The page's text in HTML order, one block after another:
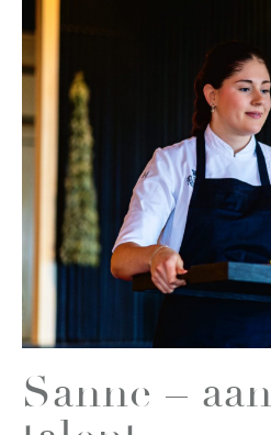
Sanne –